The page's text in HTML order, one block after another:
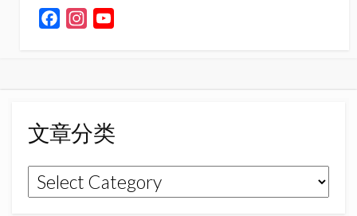
o
o
k
r
a
m
C
h
文章分类
文
章